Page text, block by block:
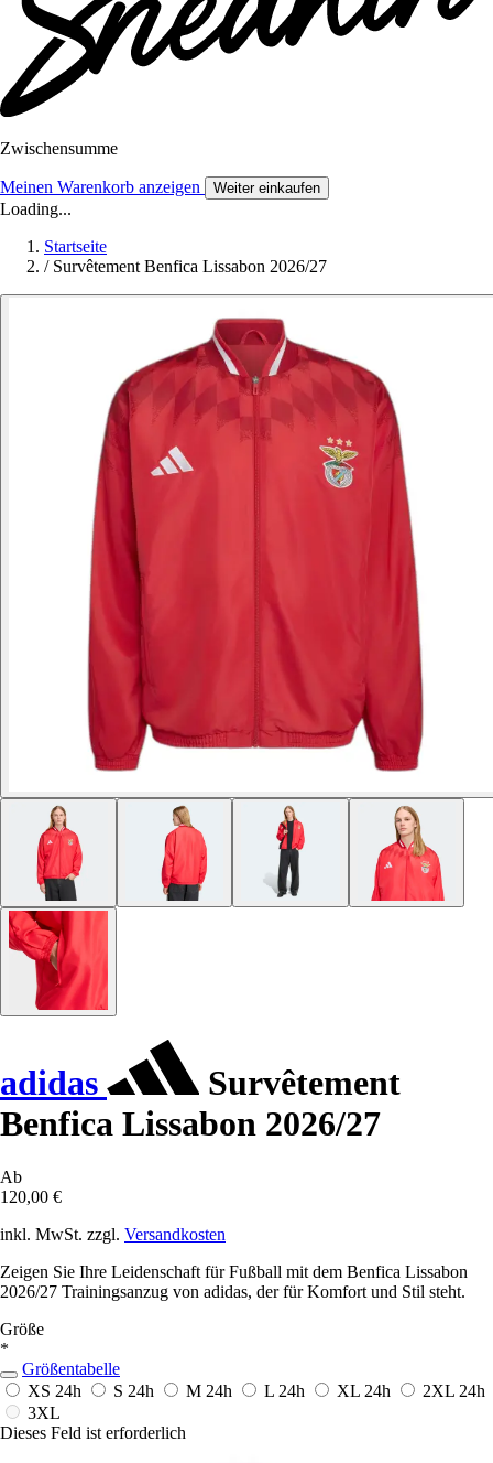
Zwischensumme
Meinen Warenkorb anzeigen Weiter einkaufen
Loading...
Startseite
/ Survêtement Benfica Lissabon 2026/27
adidas
Survêtement
Benfica Lissabon 2026/27
Ab
120,00 €
inkl. MwSt. zzgl. Versandkosten
Zeigen Sie Ihre Leidenschaft für Fußball mit dem Benfica Lissabon
2026/27 Trainingsanzug von adidas, der für Komfort und Stil steht.
Größe
*
Größentabelle
XS 24h S 24h M 24h L 24h XL 24h 2XL 24h
3XL
Dieses Feld ist erforderlich